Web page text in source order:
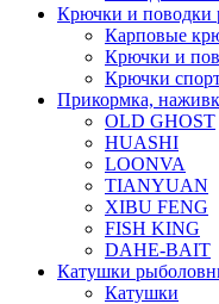
Крючки и поводки
Карповые
Крючки и
Крючки
Прикормка,
OLD GHOST
HUASHI
LOONVA
TIANYUAN
XIBU FENG
FISH KING
DAHE-BAIT
Катушки
Катушки